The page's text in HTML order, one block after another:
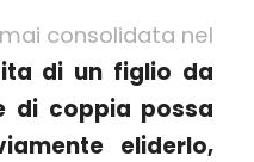
consolidata nel
di un figlio da
di coppia possa
eliderlo,